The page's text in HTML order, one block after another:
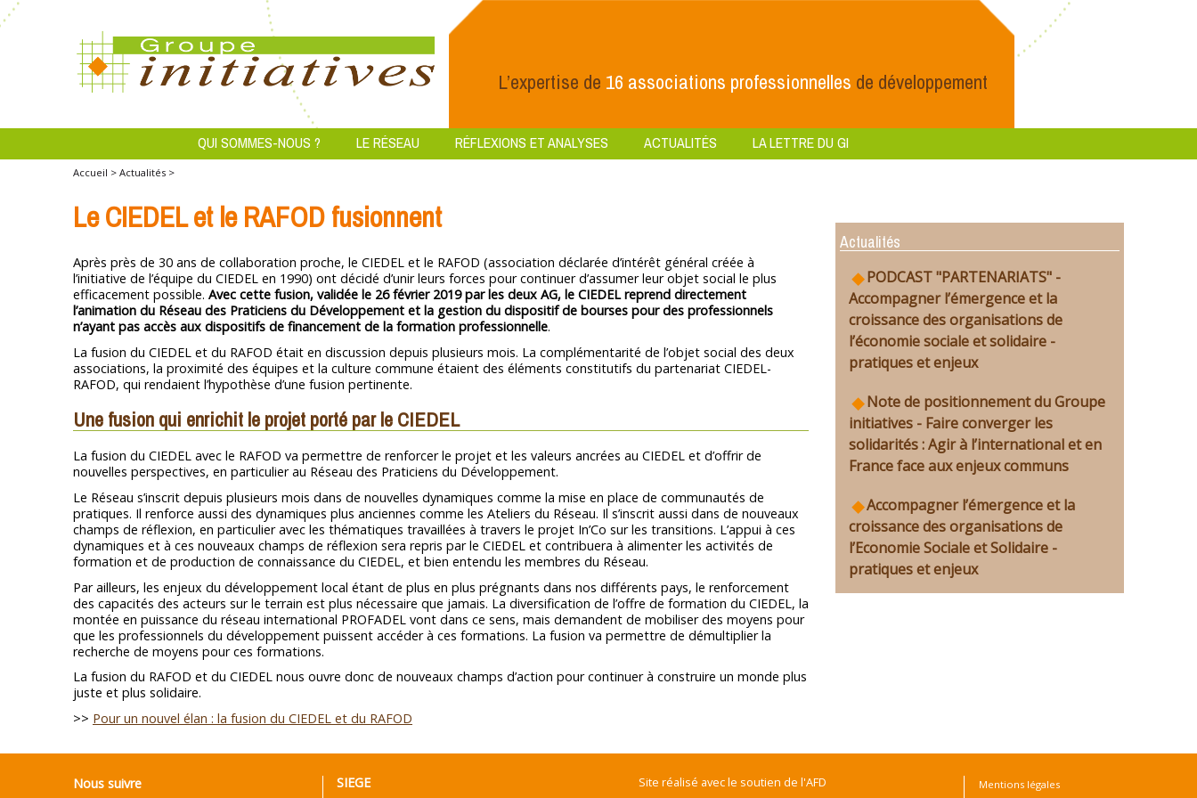
L’expertise de 16 associations professionnelles de développement
QUI SOMMES-NOUS ? LE RÉSEAU RÉFLEXIONS ET ANALYSES ACTUALITÉS LA LETTRE DU GI
Accueil > Actualités >
Le CIEDEL et le RAFOD fusionnent
Après près de 30 ans de collaboration proche, le CIEDEL et le RAFOD (association déclarée d’intérêt général créée à
l’initiative de l’équipe du CIEDEL en 1990) ont décidé d’unir leurs forces pour continuer d’assumer leur objet social le plus
efficacement possible. Avec cette fusion, validée le 26 février 2019 par les deux AG, le CIEDEL reprend directement
l’animation du Réseau des Praticiens du Développement et la gestion du dispositif de bourses pour des professionnels
n’ayant pas accès aux dispositifs de financement de la formation professionnelle.
La fusion du CIEDEL et du RAFOD était en discussion depuis plusieurs mois. La complémentarité de l’objet social des deux
associations, la proximité des équipes et la culture commune étaient des éléments constitutifs du partenariat CIEDEL-
RAFOD, qui rendaient l’hypothèse d’une fusion pertinente.
Une fusion qui enrichit le projet porté par le CIEDEL
La fusion du CIEDEL avec le RAFOD va permettre de renforcer le projet et les valeurs ancrées au CIEDEL et d’offrir de
nouvelles perspectives, en particulier au Réseau des Praticiens du Développement.
Le Réseau s’inscrit depuis plusieurs mois dans de nouvelles dynamiques comme la mise en place de communautés de
pratiques. Il renforce aussi des dynamiques plus anciennes comme les Ateliers du Réseau. Il s’inscrit aussi dans de nouveaux
champs de réflexion, en particulier avec les thématiques travaillées à travers le projet In’Co sur les transitions. L’appui à ces
dynamiques et à ces nouveaux champs de réflexion sera repris par le CIEDEL et contribuera à alimenter les activités de
formation et de production de connaissance du CIEDEL, et bien entendu les membres du Réseau.
Par ailleurs, les enjeux du développement local étant de plus en plus prégnants dans nos différents pays, le renforcement
des capacités des acteurs sur le terrain est plus nécessaire que jamais. La diversification de l’offre de formation du CIEDEL, la
montée en puissance du réseau international PROFADEL vont dans ce sens, mais demandent de mobiliser des moyens pour
que les professionnels du développement puissent accéder à ces formations. La fusion va permettre de démultiplier la
recherche de moyens pour ces formations.
La fusion du RAFOD et du CIEDEL nous ouvre donc de nouveaux champs d’action pour continuer à construire un monde plus
juste et plus solidaire.
>> Pour un nouvel élan : la fusion du CIEDEL et du RAFOD
Actualités
PODCAST "PARTENARIATS" -
Accompagner l’émergence et la
croissance des organisations de
l’économie sociale et solidaire -
pratiques et enjeux
Note de positionnement du Groupe
initiatives - Faire converger les
solidarités : Agir à l’international et en
France face aux enjeux communs
Accompagner l’émergence et la
croissance des organisations de
l’Economie Sociale et Solidaire -
pratiques et enjeux
Nous suivre SIEGE Site réalisé avec le soutien de l'AFD
Mentions légales